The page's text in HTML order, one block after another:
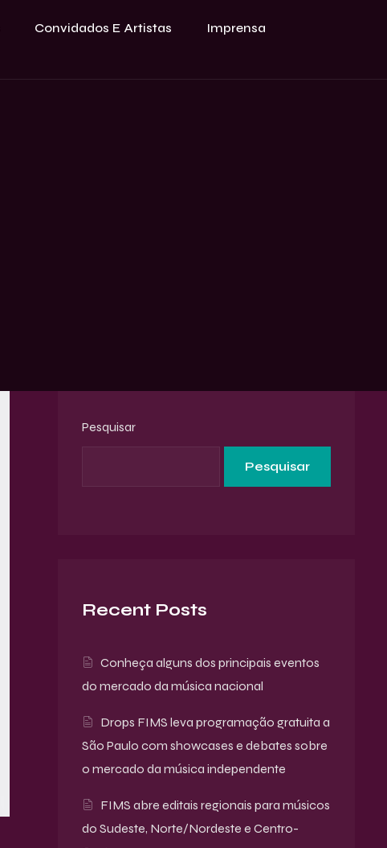
Convidados E Artistas
Imprensa
Pesquisar
Pesquisar
Recent Posts
Conheça alguns dos principais eventos
do mercado da música nacional
Drops FIMS leva programação gratuita a
São Paulo com showcases e debates sobre
o mercado da música independente
FIMS abre editais regionais para músicos
do Sudeste, Norte/Nordeste e Centro-